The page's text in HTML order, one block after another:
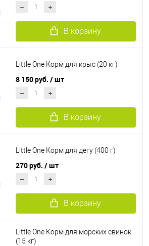
В корзину
Little One Корм для крыс (20 кг)
8 150 руб. / шт
В корзину
Little One Корм для дегу (400 г)
270 руб. / шт
В корзину
Little One Корм для морских свинок
(15 кг)